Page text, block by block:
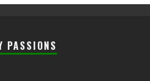
PASSIONS